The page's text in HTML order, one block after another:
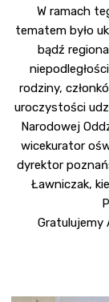
W ramach
tematem było
bądź
rodziny,
uroczystości
Narodowej
wicekurator
dyrektor
Ławniczak,
Gratulujemy